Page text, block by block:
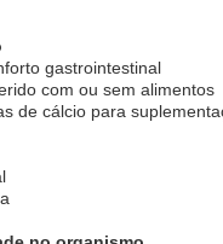
gastrointestinal
com ou sem alimentos
de cálcio para